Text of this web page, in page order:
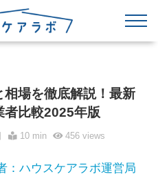
場を徹底解説！最新
者比較2025年版
10 min 456views
：ハウスケアラボ運営局